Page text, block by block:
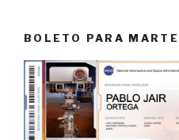
BOLETO PARA MARTE